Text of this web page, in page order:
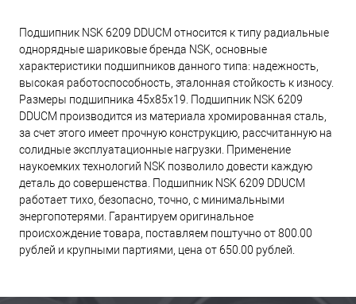
Подшипник NSK 6209 DDUCM относится к типу радиальные
однорядные шариковые бренда NSK, основные
характеристики подшипников данного типа: надежность,
высокая работоспособность, эталонная стойкость к износу.
Размеры подшипника 45x85x19. Подшипник NSK 6209
DDUCM производится из материала хромированная сталь,
за счет этого имеет прочную конструкцию, рассчитанную на
солидные эксплуатационные нагрузки. Применение
наукоемких технологий NSK позволило довести каждую
деталь до совершенства. Подшипник NSK 6209 DDUCM
работает тихо, безопасно, точно, с минимальными
энергопотерями. Гарантируем оригинальное
происхождение товара, поставляем поштучно от 800.00
рублей и крупными партиями, цена от 650.00 рублей.